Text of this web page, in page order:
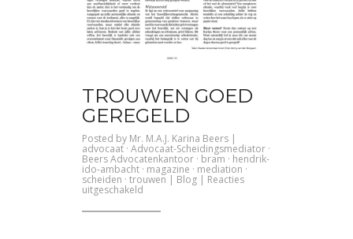
TROUWEN GOED
GEREGELD
Posted by Mr. M.A.J. Karina Beers |
advocaat· Advocaat-Scheidingsmediator ·
Beers Advocatenkantoor · bram · hendrik-
ido-ambacht · magazine · mediation ·
scheiden · trouwen | Blog | Reacties
uitgeschakeld
goed